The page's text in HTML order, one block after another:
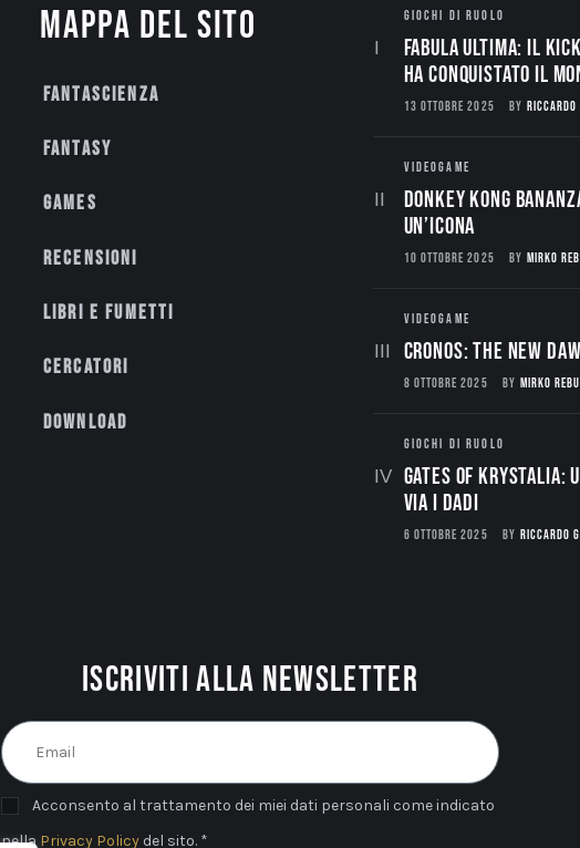
Mappa del sito
Fantascienza
Fantasy
Games
Recensioni
Libri e fumetti
Cercatori
Download
GIOCHI DI RUOLO
Fabula Ultima: il
ha conquistato il
13 OTTOBRE 2025 BY RICCARDO
VIDEOGAME
Donkey Kong
un’Icona
10 OTTOBRE 2025 BY MIRKO
VIDEOGAME
CRONOS: THE NEW
8 OTTOBRE 2025 BY MIRKO
GIOCHI DI RUOLO
Gates of Krystalia:
via i dadi
6 OTTOBRE 2025 BY RICCARDO
Iscriviti alla newsletter
Acconsento al trattamento dei miei dati personali come indicato
nella Privacy Policy del sito. *